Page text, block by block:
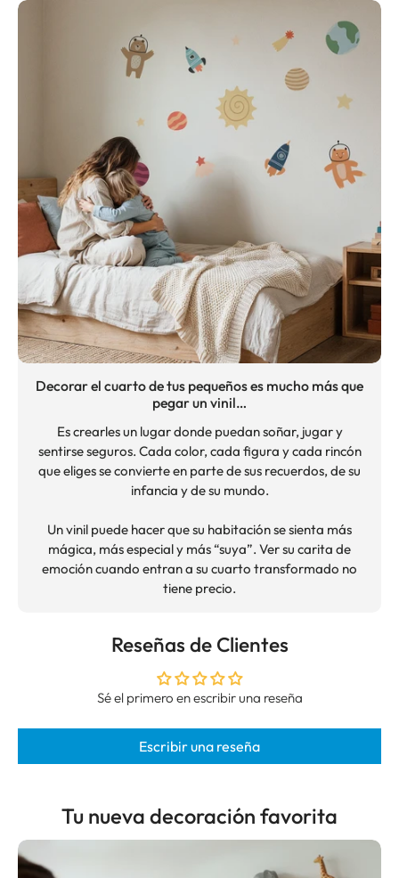
Decorar el cuarto de tus pequeños es mucho más que
pegar un vinil…
Es crearles un lugar donde puedan soñar, jugar y
sentirse seguros. Cada color, cada figura y cada rincón
que eliges se convierte en parte de sus recuerdos, de su
infancia y de su mundo.
Un vinil puede hacer que su habitación se sienta más
mágica, más especial y más “suya”. Ver su carita de
emoción cuando entran a su cuarto transformado no
tiene precio.
Reseñas de Clientes
Sé el primero en escribir una reseña
Escribir una reseña
Tu nueva decoración favorita